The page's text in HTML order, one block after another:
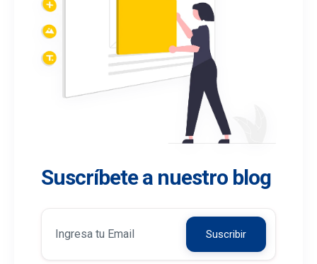
Suscríbete a nuestro blog